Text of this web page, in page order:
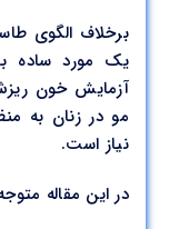
برخلاف الگوی
یک مورد ساده
آزمایش خون
مو در زنان به
نیاز است.
در این مقاله